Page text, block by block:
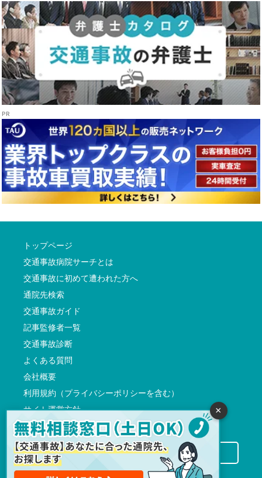
トップページ
交通事故病院サーチとは
交通事故に初めて遭われた方へ
通院先検索
交通事故ガイド
記事監修者一覧
交通事故診断
よくある質問
会社概要
利用規約（プライバシーポリシーを含む）
サイト運営方針
反社会的勢力に対する基本方針
交通事故病院サーチに掲載希望の先生方へ
×